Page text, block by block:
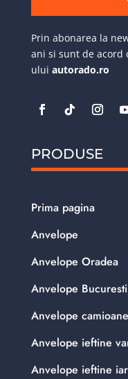
Prin abonarea la
ani si sunt de acord
ului autorado.ro
PRODUSE
Prima pagina
Anvelope
Anvelope Oradea
Anvelope Bucuresti
Anvelope camioane
Anvelope ieftine
Anvelope ieftine